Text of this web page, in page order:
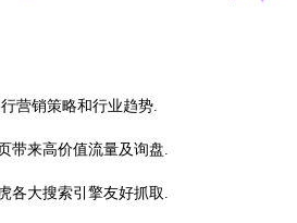
营销策略和行业趋势.
带来高价值流量及询盘.
各大搜索引擎友好抓取.